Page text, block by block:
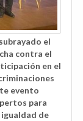
el
contra el
en el
evento
para
de